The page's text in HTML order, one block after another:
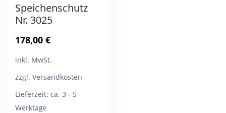
Speichenschutz
Nr. 3025
178,00 €
inkl. MwSt.
zzgl. Versandkosten
Lieferzeit: ca. 3 - 5
Werktage